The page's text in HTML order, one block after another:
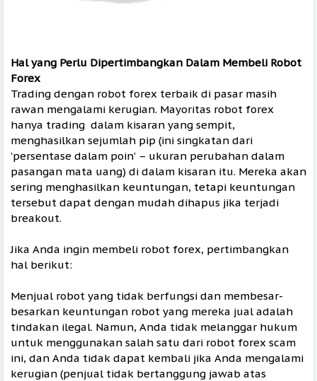
Hal yang Perlu Dipertimbangkan Dalam Membeli Robot
Forex
Trading dengan robot forex terbaik di pasar masih
rawan mengalami kerugian. Mayoritas robot forex
hanya trading dalam kisaran yang sempit,
menghasilkan sejumlah pip (ini singkatan dari
'persentase dalam poin' – ukuran perubahan dalam
pasangan mata uang) di dalam kisaran itu. Mereka akan
sering menghasilkan keuntungan, tetapi keuntungan
tersebut dapat dengan mudah dihapus jika terjadi
breakout.
Jika Anda ingin membeli robot forex, pertimbangkan
hal berikut:
Menjual robot yang tidak berfungsi dan membesar-
besarkan keuntungan robot yang mereka jual adalah
tindakan ilegal. Namun, Anda tidak melanggar hukum
untuk menggunakan salah satu dari robot forex scam
ini, dan Anda tidak dapat kembali jika Anda mengalami
kerugian (penjual tidak bertanggung jawab atas